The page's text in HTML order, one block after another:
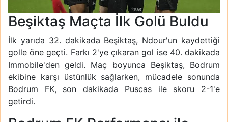
Beşiktaş Maçta İlk Golü Buldu
İlk yarıda 32. dakikada Beşiktaş, Ndour'un kaydettiği
golle öne geçti. Farkı 2'ye çıkaran gol ise 40. dakikada
Immobile'den geldi. Maç boyunca Beşiktaş, Bodrum
ekibine karşı üstünlük sağlarken, mücadele sonunda
Bodrum FK, son dakikada Puscas ile skoru 2-1'e
getirdi.